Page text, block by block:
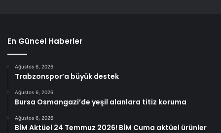
En Güncel Haberler
Ağustos 6, 2026
Trabzonspor’a büyük destek
Ağustos 6, 2026
Bursa Osmangazi’de yeşil alanlara titiz koruma
Ağustos 6, 2026
BİM Aktüel 24 Temmuz 2026! BİM Cuma aktüel ürünler